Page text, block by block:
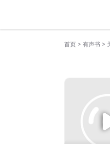
首页 > 有声书 >